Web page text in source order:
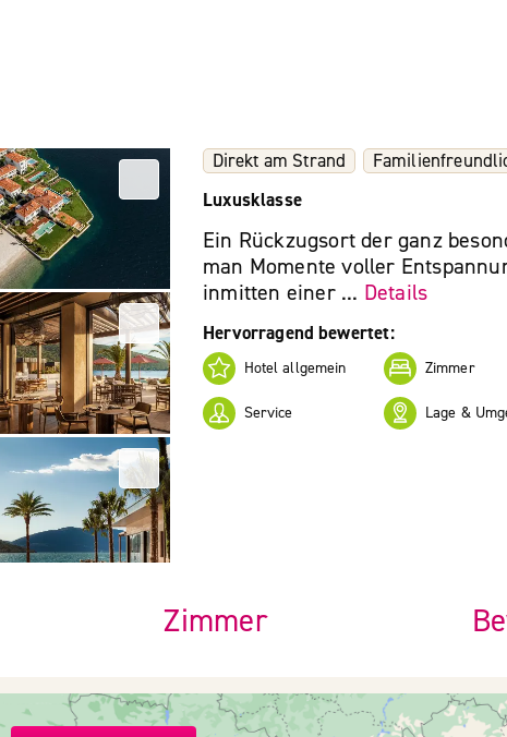
Direkt am Strand
Luxusklasse
Ein Rückzugsort der ganz
man Momente voller
inmitten einer ... Details
Hervorragend bewertet:
Hotel allgemein Zimmer
Service Lage &
Zimmer